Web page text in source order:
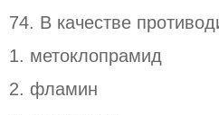
74. В качестве
1. метоклопрамид
2. фламин